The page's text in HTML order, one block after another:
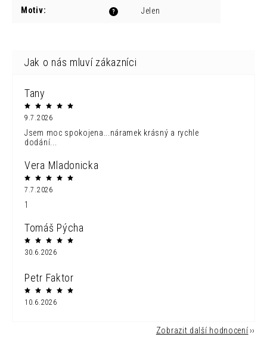
?
Motiv: Jelen
Tany
9.7.2026
Jsem moc spokojena...náramek krásný a rychle
dodání...
Vera Mladonicka
7.7.2026
1
Tomáš Pýcha
30.6.2026
Petr Faktor
10.6.2026
Zobrazit další hodnocení